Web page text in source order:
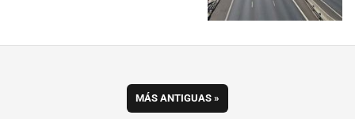
MÁS ANTIGUAS »